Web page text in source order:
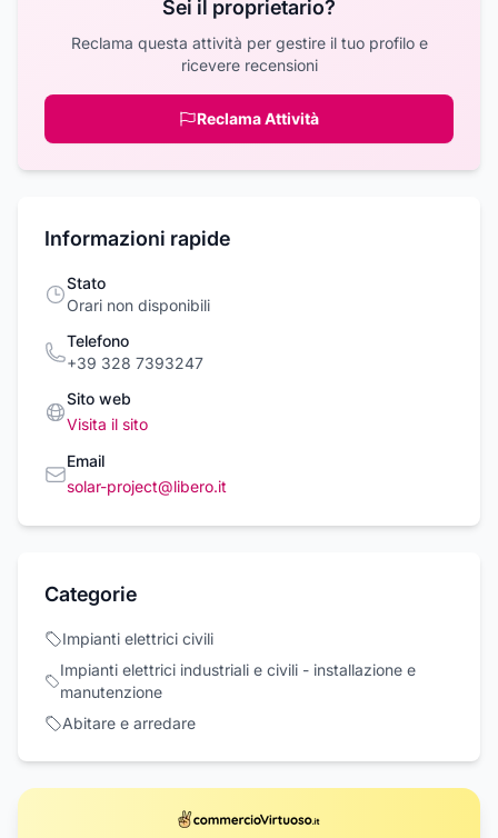
Sei il proprietario?
Reclama questa attività per gestire il tuo profilo e
ricevere recensioni
Reclama Attività
Informazioni rapide
Stato
Orari non disponibili
Telefono
+39 328 7393247
Sito web
Visita il sito
Email
solar-project@libero.it
Categorie
Impianti elettrici civili
Impianti elettrici industriali e civili - installazione e
manutenzione
Abitare e arredare